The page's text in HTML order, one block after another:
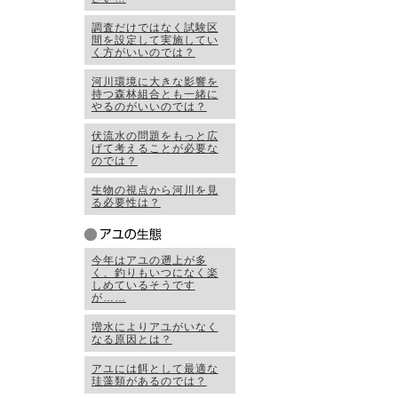
調査だけではなく試験区
間を設定して実施してい
く方がいいのでは？
河川環境に大きな影響を
持つ森林組合とも一緒に
やるのがいいのでは？
伏流水の問題をもっと広
げて考えることが必要な
のでは？
生物の視点から河川を見
る必要性は？
今年はアユの遡上が多
く、釣りもいつになく楽
しめているそうです
が……
増水によりアユがいなく
なる原因とは？
アユには餌として最適な
珪藻類があるのでは？